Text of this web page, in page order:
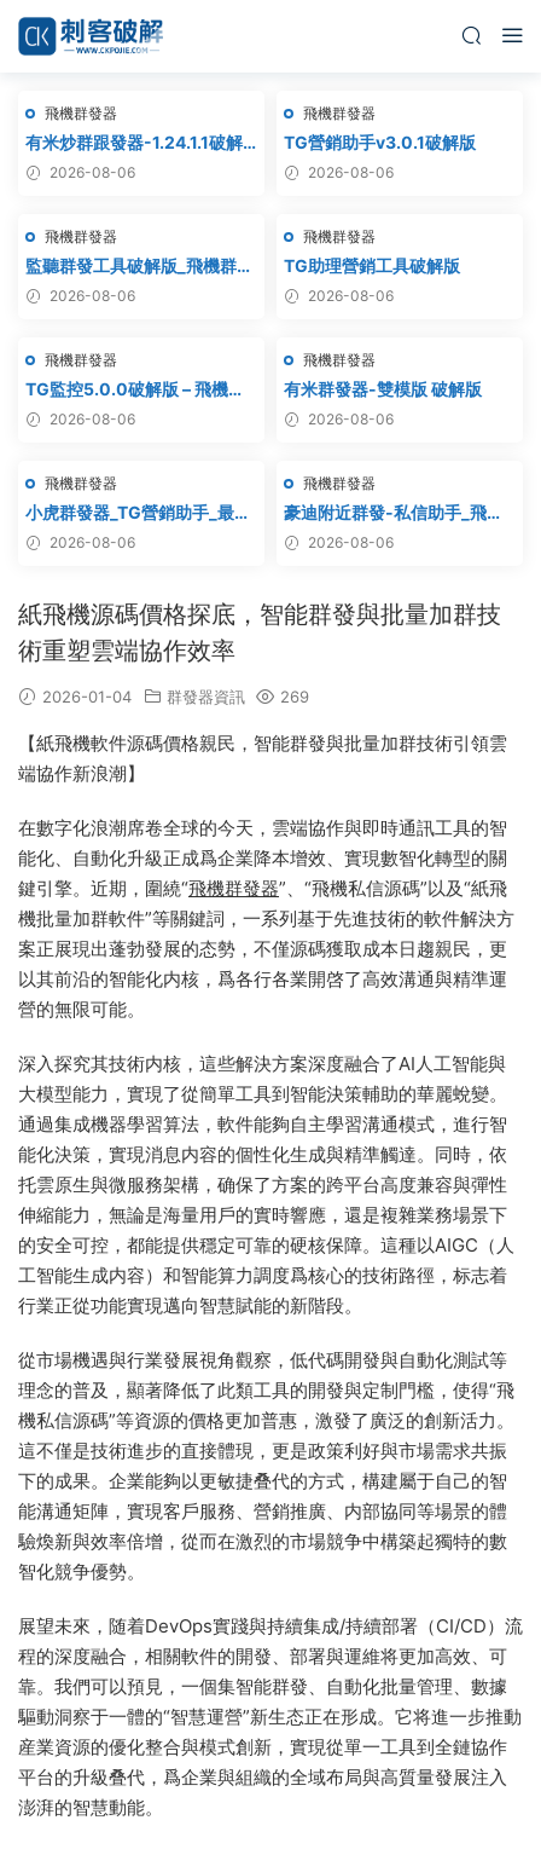
飛機群發器
有米炒群跟發器-1.24.1.1破解
版 2026-08-06
飛機群發器
TG營銷助手v3.0.1破解版
2026-08-06
飛機群發器
監聽群發工具破解版_飛機群
發,協議軟件,群發助手,群發工
2026-08-06
飛機群發器
TG助理營銷工具破解版
2026-08-06
飛機群發器
TG監控5.0.0破解版 – 飛機監
聽軟件2026-08-06
飛機群發器
有米群發器-雙模版 破解版
2026-08-06
飛機群發器
小虎群發器_TG營銷助手_最新
版_破解版_永久版
2026-08-06
飛機群發器
豪迪附近群發-私信助手_飛機
附近群發,TG電報附近私
2026-08-06
紙飛機源碼價格探底，智能群發與批量加群技
術重塑雲端協作效率
2026-01-04 群發器資訊 269
【紙飛機軟件源碼價格親民，智能群發與批量加群技術引領雲
端協作新浪潮】
在數字化浪潮席卷全球的今天，雲端協作與即時通訊工具的智
能化、自動化升級正成爲企業降本增效、實現數智化轉型的關
鍵引擎。近期，圍繞“飛機群發器”、“飛機私信源碼”以及“紙飛
機批量加群軟件”等關鍵詞，一系列基于先進技術的軟件解決方
案正展現出蓬勃發展的态勢，不僅源碼獲取成本日趨親民，更
以其前沿的智能化内核，爲各行各業開啓了高效溝通與精準運
營的無限可能。
深入探究其技術内核，這些解決方案深度融合了AI人工智能與
大模型能力，實現了從簡單工具到智能決策輔助的華麗蛻變。
通過集成機器學習算法，軟件能夠自主學習溝通模式，進行智
能化決策，實現消息内容的個性化生成與精準觸達。同時，依
托雲原生與微服務架構，确保了方案的跨平台高度兼容與彈性
伸縮能力，無論是海量用戶的實時響應，還是複雜業務場景下
的安全可控，都能提供穩定可靠的硬核保障。這種以AIGC（人
工智能生成内容）和智能算力調度爲核心的技術路徑，标志着
行業正從功能實現邁向智慧賦能的新階段。
從市場機遇與行業發展視角觀察，低代碼開發與自動化測試等
理念的普及，顯著降低了此類工具的開發與定制門檻，使得“飛
機私信源碼”等資源的價格更加普惠，激發了廣泛的創新活力。
這不僅是技術進步的直接體現，更是政策利好與市場需求共振
下的成果。企業能夠以更敏捷叠代的方式，構建屬于自己的智
能溝通矩陣，實現客戶服務、營銷推廣、内部協同等場景的體
驗煥新與效率倍增，從而在激烈的市場競争中構築起獨特的數
智化競争優勢。
展望未來，随着DevOps實踐與持續集成/持續部署（CI/CD）流
程的深度融合，相關軟件的開發、部署與運維将更加高效、可
靠。我們可以預見，一個集智能群發、自動化批量管理、數據
驅動洞察于一體的“智慧運營”新生态正在形成。它将進一步推動
産業資源的優化整合與模式創新，實現從單一工具到全鏈協作
平台的升級叠代，爲企業與組織的全域布局與高質量發展注入
澎湃的智慧動能。